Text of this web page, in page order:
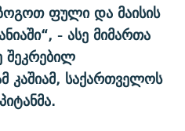
ფული და მაისის
- ასე მიმართა
შეკრებილ
კაშიამ, საქართველოს